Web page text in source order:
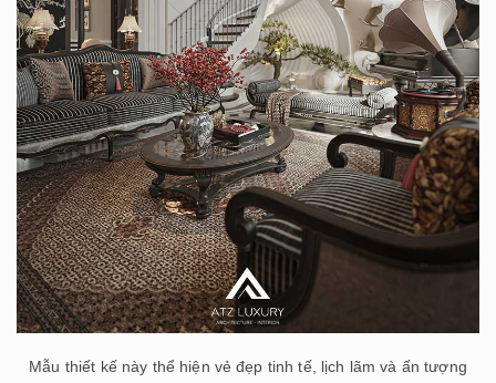
Mẫu thiết kế này thể hiện vẻ đẹp tinh tế, lịch lãm và ấn tượng